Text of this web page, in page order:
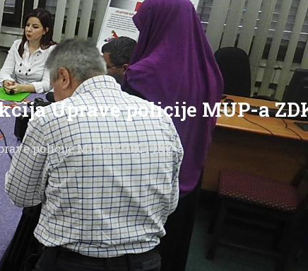
Uprave policije MUP-a
policije MUP-a ZDK i INZ-a